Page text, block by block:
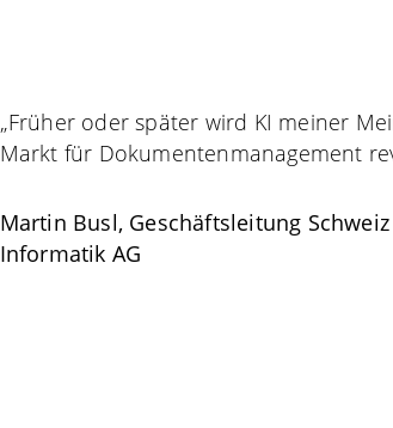
„Früher oder später wird KI meiner
Markt für Dokumentenmanagement
Martin Busl, Geschäftsleitung Schweiz
Informatik AG